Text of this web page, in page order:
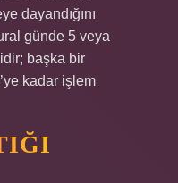
dayandığını
günde 5 veya
başka bir
kadar işlem